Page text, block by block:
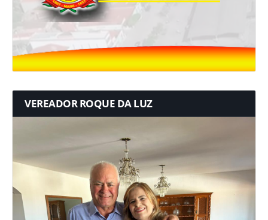
VEREADOR ROQUE DA LUZ